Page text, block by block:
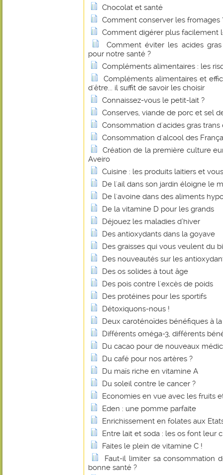
Chocolat et santé
Comment conserver les fromages
Comment digérer plus facilement
Comment éviter les acides
pour notre santé ?
Compléments alimentaires : les
Compléments alimentaires et
d'être... il suffit de savoir les choisir
Connaissez-vous le petit-lait ?
Conserves, viande de porc et sel
Consommation d'acides gras
Consommation d'alcool des
Création de la première culture
Aveiro
Cuisine : les produits laitiers et vous
De l'ail dans son jardin éloigne le
De l'avoine dans des aliments
De la vitamine D pour les grands
Déjouez les maladies d’hiver
Des antioxydants dans la goyave
Des graisses qui vous veulent du
Des nouveautés sur les
Des os solides à tout âge
Des pois contre l'excès de poids
Des protéines pour les sportifs
Détoxiquons-nous !
Deux caroténoïdes bénéfiques à
Différents oméga-3, différents
Du cacao pour de nouveaux
Du café pour nos artères ?
Du maïs riche en vitamine A
Du soleil contre le cancer ?
Economies en vue avec les fruits
Eden : une pomme parfaite
Enrichissement en folates aux
Entre lait et soda : les os font leur
Faites le plein de vitamine C !
Faut-il limiter sa consommation
bonne santé ?